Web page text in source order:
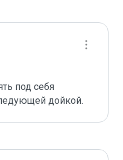
под себя
дойкой.